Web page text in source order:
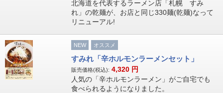
北海道を代表するラーメン店「札幌 すみ
れ」の乾麺が、お店と同じ330麺(乾麺)なって
リニューアル!
NEW オススメ
すみれ「辛ホルモンラーメンセット」
販売価格(税込): 4,320 円
人気の「辛ホルモンラーメン」がご自宅でも
食べられるようになりました。